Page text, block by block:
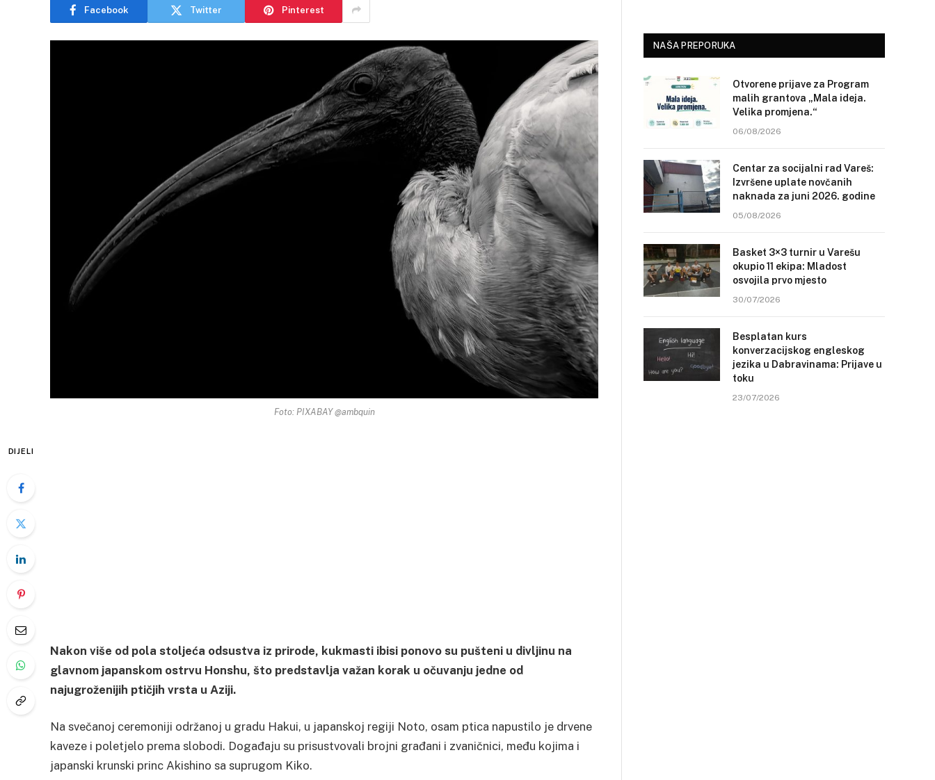
Facebook Twitter Pinterest
Foto: PIXABAY @ambquin
DIJELI
Nakon više od pola stoljeća odsustva iz prirode, kukmasti ibisi ponovo su pušteni u divljinu na
glavnom japanskom ostrvu Honshu, što predstavlja važan korak u očuvanju jedne od
najugroženijih ptičjih vrsta u Aziji.
Na svečanoj ceremoniji održanoj u gradu Hakui, u japanskoj regiji Noto, osam ptica napustilo je drvene
kaveze i poletjelo prema slobodi. Događaju su prisustvovali brojni građani i zvaničnici, među kojima i
japanski krunski princ Akishino sa suprugom Kiko.
NAŠA PREPORUKA
Otvorene prijave za Program
malih grantova „Mala ideja.
Velika promjena.“
06/08/2026
Centar za socijalni rad Vareš:
Izvršene uplate novčanih
naknada za juni 2026. godine
05/08/2026
Basket 3×3 turnir u Varešu
okupio 11 ekipa: Mladost
osvojila prvo mjesto
30/07/2026
Besplatan kurs
konverzacijskog engleskog
jezika u Dabravinama: Prijave u
toku
23/07/2026